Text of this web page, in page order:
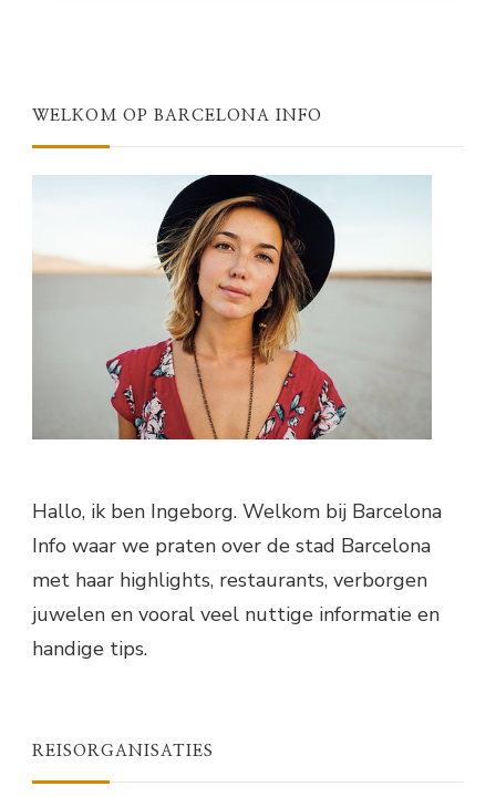
WELKOM OP BARCELONA INFO
Hallo, ik ben Ingeborg. Welkom bij Barcelona
Info waar we praten over de stad Barcelona
met haar highlights, restaurants, verborgen
juwelen en vooral veel nuttige informatie en
handige tips.
REISORGANISATIES